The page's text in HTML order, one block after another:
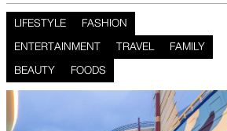
LIFESTYLE
FASHION
ENTERTAINMENT
TRAVEL
FAMILY
BEAUTY
FOODS